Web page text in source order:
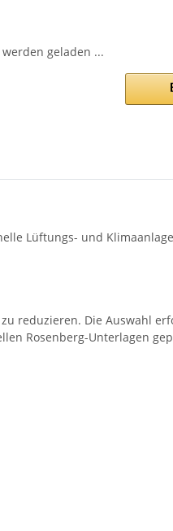
geladen ...
Lüftungs- und
reduzieren. Die Auswahl
Rosenberg-Unterlagen